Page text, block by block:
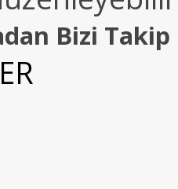
Bizi Takip